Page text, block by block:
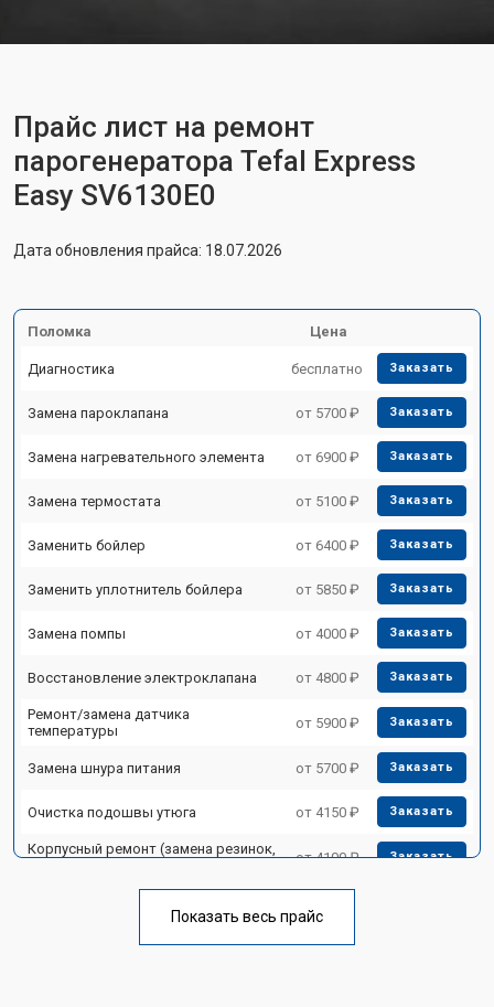
Прайс лист на ремонт
парогенератора Tefal Express
Easy SV6130E0
Дата обновления прайса: 18.07.2026
Поломка Цена
Диагностика бесплатно Заказать
Замена пароклапана от 5700 ₽ Заказать
Замена нагревательного элемента от 6900 ₽ Заказать
Замена термостата от 5100 ₽ Заказать
Заменить бойлер от 6400 ₽ Заказать
Заменить уплотнитель бойлера от 5850 ₽ Заказать
Замена помпы от 4000 ₽ Заказать
Восстановление электроклапана от 4800 ₽ Заказать
Ремонт/замена датчика
температуры
от 5900 ₽ Заказать
Замена шнура питания от 5700 ₽ Заказать
Очистка подошвы утюга от 4150 ₽ Заказать
Корпусный ремонт (замена резинок,
от 4100 ₽ Заказать
Замена клапана давления от 5850 ₽
Показать весь прайс